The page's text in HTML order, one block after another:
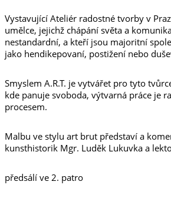
Vystavující Ateliér radostné tvorby v
umělce, jejichž chápání světa a
nestandardní, a kteří jsou majoritní
jako hendikepovaní, postižení nebo
Smyslem A.R.T. je vytvářet pro tyto
kde panuje svoboda, výtvarná práce je
procesem.
Malbu ve stylu art brut představí a
kunsthistorik Mgr. Luděk Lukuvka a
předsálí ve 2. patro